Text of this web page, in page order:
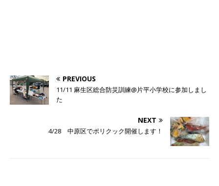
PREVIOUS
11/11 麻生区総合防災訓練@片平小学校に参加しまし
た
NEXT
4/28 中原区でポリクック開催します！